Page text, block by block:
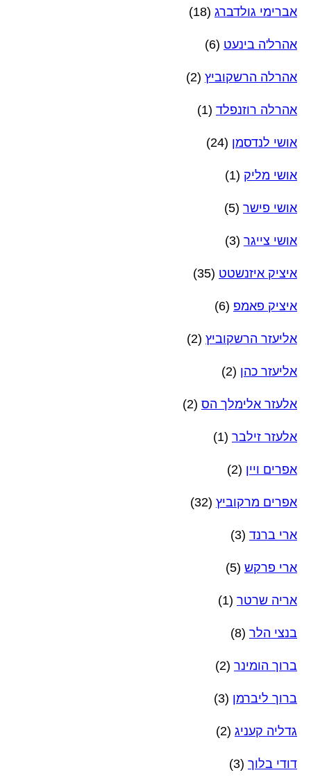
אברימי גולדברג (18)
אהרל'ה בינעט (6)
אהרלה הרשקוביץ (2)
אהרלה רוזנפלד (1)
אושי לנדסמן (24)
אושי מליק (1)
אושי פישר (5)
אושי צייגר (3)
איציק איזנשטט (35)
איציק פאמפ (6)
אליעזר הרשקוביץ (2)
אליעזר כהן (2)
אלעזר אלימלך הס (2)
אלעזר זילבר (1)
אפרים ויין (2)
אפרים מרקוביץ (32)
ארי ברנד (3)
ארי פרקש (5)
אריה שרטר (1)
בנצי הלר (8)
ברוך הומינר (2)
ברוך ליברמן (3)
גדליה קעניג (2)
דודי בלוך (3)